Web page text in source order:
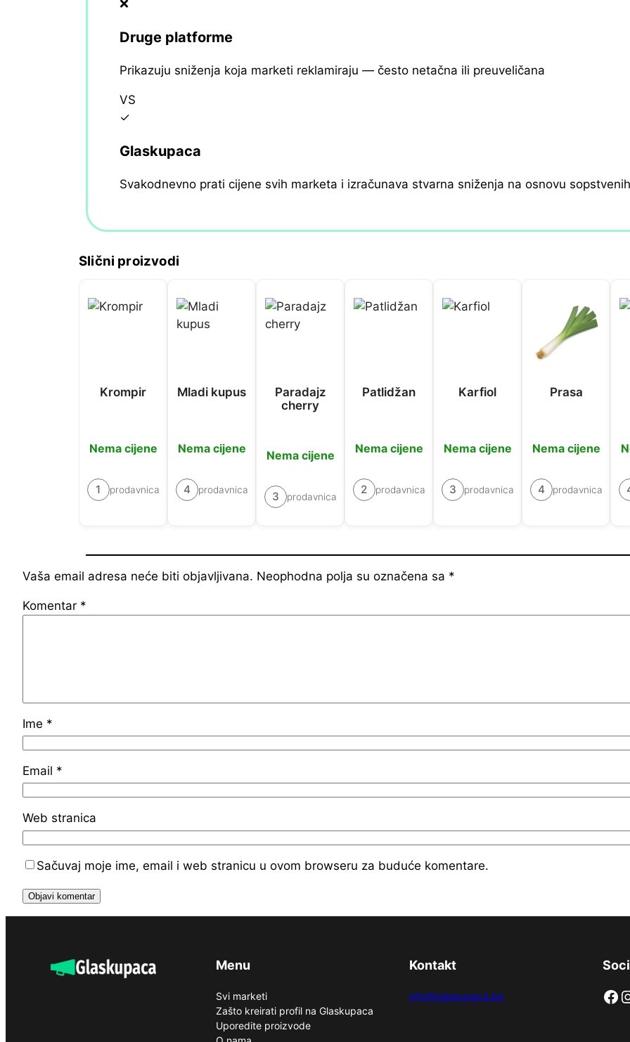
❌
Druge platforme
Prikazuju sniženja koja marketi reklamiraju — često netačna ili preuveličana
VS
✓
Glaskupaca
Svakodnevno prati cijene svih marketa i izračunava stvarna sniženja na osnovu
Slični proizvodi
Krompir
Nema cijene
1 prodavnica
Mladi kupus
Nema cijene
4 prodavnica
Paradajz
cherry
Nema cijene
3 prodavnica
Patlidžan
Nema cijene
2 prodavnica
Karfiol
Nema cijene
3 prodavnica
Prasa
Nema cijene
4 prodavnica
Vaša email adresa neće biti objavljivana. Neophodna polja su označena sa *
Komentar *
Ime *
Email *
Web stranica
Sačuvaj moje ime, email i web stranicu u ovom browseru za buduće komentare.
Menu
Svi marketi
Zašto kreirati profil na Glaskupaca
Uporedite proizvode
Kontakt
info@glaskupaca.ba Facebook